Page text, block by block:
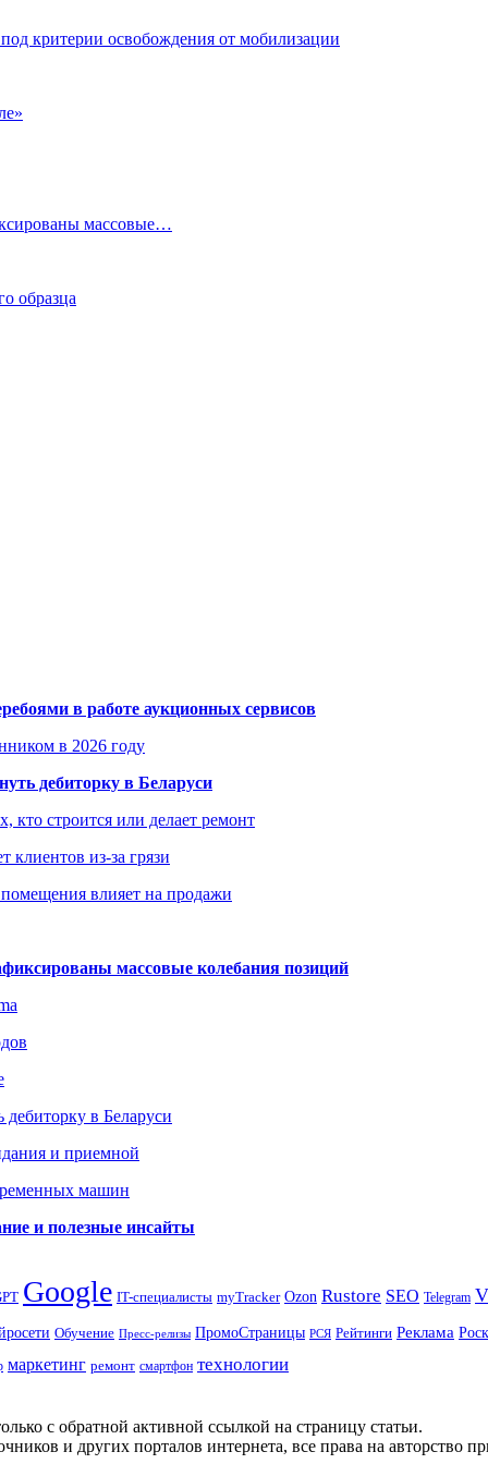
критерии освобождения от мобилизации
массовые…
образца
в работе аукционных сервисов
в 2026 году
дебиторку в Беларуси
кто строится или делает ремонт
клиентов из-за грязи
влияет на продажи
массовые колебания позиций
в Беларуси
и приемной
машин
и полезные инсайты
Google IT-специалисты myTracker Ozon Rustore SEO Telegram
Обучение Пресс-релизы ПромоСтраницы РСЯ Рейтинги Реклама
маркетинг ремонт смартфон технологии
с обратной активной ссылкой на страницу статьи.
и других порталов интернета, все права на авторство